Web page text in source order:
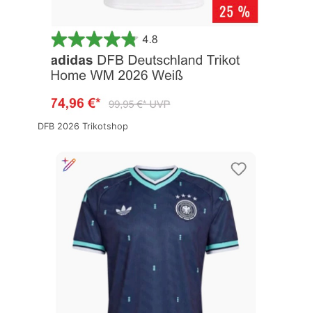
DFB 2026 Trikotshop